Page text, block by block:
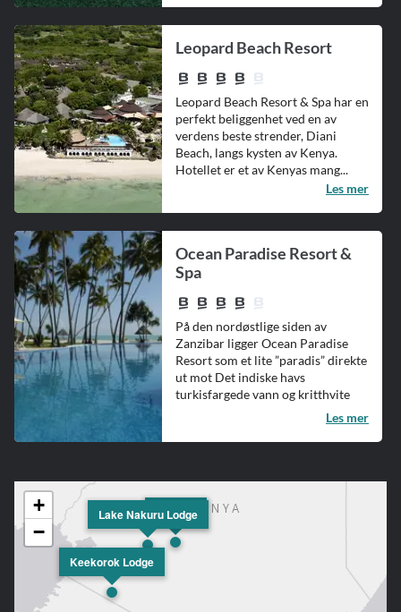
Leopard Beach Resort
Leopard Beach Resort & Spa har en
perfekt beliggenhet ved en av
verdens beste strender, Diani
Beach, langs kysten av Kenya.
Hotellet er et av Kenyas mang...
Les mer
Ocean Paradise Resort &
Spa
På den nordøstlige siden av
Zanzibar ligger Ocean Paradise
Resort som et lite ”paradis” direkte
ut mot Det indiske havs
turkisfargede vann og kritthvite
Les mer
The Ark
Lake Nakuru Lodge
Keekorok Lodge
+
−